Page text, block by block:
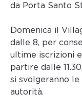
da Porta Santo
Domenica il
dalle 8, per
ultime iscrizioni
partire dalle
si svolgeranno
autorità.